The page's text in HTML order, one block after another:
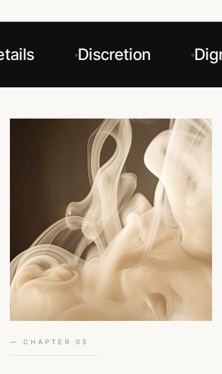
Discretion
— CHAPTER 05